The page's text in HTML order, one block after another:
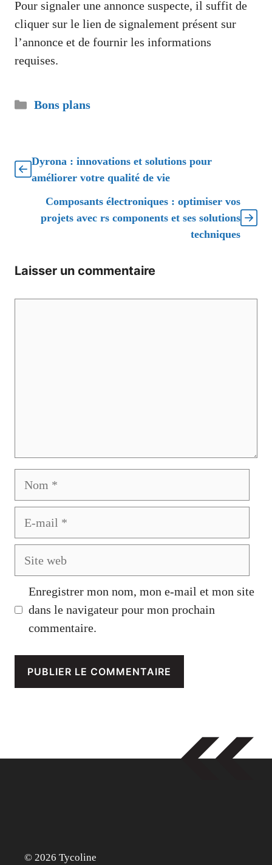
Pour signaler une annonce suspecte, il suffit de
cliquer sur le lien de signalement présent sur
l’annonce et de fournir les informations
requises.
Catégories
Bons plans
Dyrona : innovations et solutions pour
améliorer votre qualité de vie
Composants électroniques : optimiser vos
projets avec rs components et ses solutions
techniques
Laisser un commentaire
Enregistrer mon nom, mon e-mail et mon site
dans le navigateur pour mon prochain
commentaire.
© 2026 Tycoline